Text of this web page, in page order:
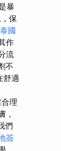
暴
保
泰國
作
流
不
舒適
理
，
們
簽